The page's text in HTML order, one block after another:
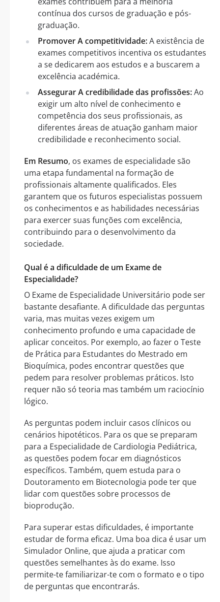
contínua dos cursos de graduação e pós-
graduação.
Promover A competitividade:A existência de
exames competitivos incentiva os estudantes
a se dedicarem aos estudos e a buscarem a
excelência académica.
Assegurar A credibilidade das profissões:Ao
exigir um alto nível de conhecimento e
competência dos seus profissionais, as
diferentes áreas de atuação ganham maior
credibilidade e reconhecimento social.
Em Resumo, os exames de especialidade são
uma etapa fundamental na formação de
profissionais altamente qualificados. Eles
garantem que os futuros especialistas possuem
os conhecimentos e as habilidades necessárias
para exercer suas funções com excelência,
contribuindo para o desenvolvimento da
sociedade.
Qual é a dificuldade de um Exame de
Especialidade?
O Exame de Especialidade Universitário pode ser
bastante desafiante. A dificuldade das perguntas
varia, mas muitas vezes exigem um
conhecimento profundo e uma capacidade de
aplicar conceitos. Por exemplo, ao fazer o Teste
de Prática para Estudantes do Mestrado em
Bioquímica, podes encontrar questões que
pedem para resolver problemas práticos. Isto
requer não só teoria mas também um raciocínio
lógico.
As perguntas podem incluir casos clínicos ou
cenários hipotéticos. Para os que se preparam
para a Especialidade de Cardiologia Pediátrica,
as questões podem focar em diagnósticos
específicos. Também, quem estuda para o
Doutoramento em Biotecnologia pode ter que
lidar com questões sobre processos de
bioprodução.
Para superar estas dificuldades, é importante
estudar de forma eficaz. Uma boa dica é usar um
Simulador Online, que ajuda a praticar com
questões semelhantes às do exame. Isso
permite-te familiarizar-te com o formato e o tipo
de perguntas que encontrarás.